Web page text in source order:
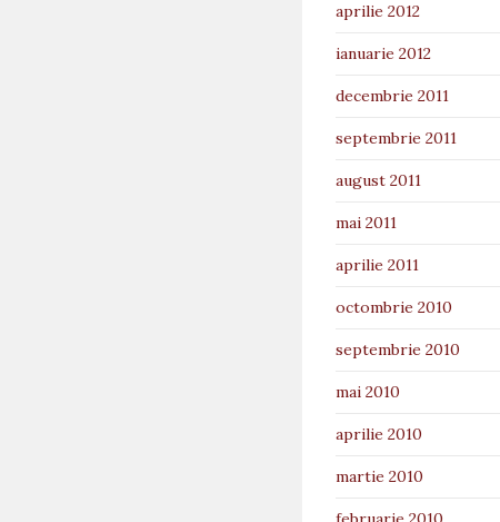
aprilie 2012
ianuarie 2012
decembrie 2011
septembrie 2011
august 2011
mai 2011
aprilie 2011
octombrie 2010
septembrie 2010
mai 2010
aprilie 2010
martie 2010